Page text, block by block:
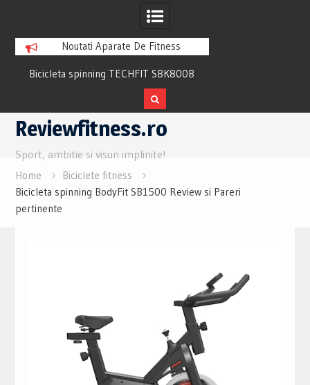
Noutati Aparate De Fitness
Bicicleta spinning TECHFIT SBK800B
Review si Pareri utile
Skip
content
Reviewfitness.ro
Sport, ambitie si visuri implinite!
Home
Biciclete fitness
Bicicleta spinning BodyFit SB1500 Review si Pareri
pertinente